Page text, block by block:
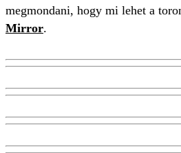
megmondani, hogy mi lehet a
Mirror.